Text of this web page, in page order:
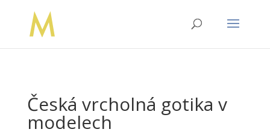
Česká vrcholná gotika v
modelech